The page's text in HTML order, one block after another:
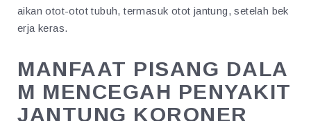
aikan otot-otot tubuh, termasuk otot jantung, setelah bek
erja keras.
MANFAAT PISANG DALA
M MENCEGAH PENYAKIT
JANTUNG KORONER